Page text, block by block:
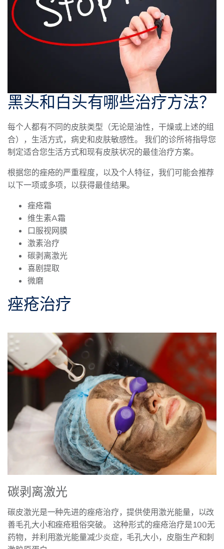
黑头和白头有哪些治疗方法？
每个人都有不同的皮肤类型（无论是油性，干燥或上述的组
合），生活方式，病史和皮肤敏感性。 我们的诊所将指导您
制定适合您生活方式和现有皮肤状况的最佳治疗方案。
根据您的痤疮的严重程度，以及个人特征，我们可能会推荐
以下一项或多项，以获得最佳结果。
痤疮霜
维生素A霜
口服视网膜
激素治疗
碳剥离激光
喜剧提取
微磨
痤疮治疗
碳剥离激光
碳皮激光是一种先进的痤疮治疗，提供使用激光能量，以改
善毛孔大小和痤疮粗俗突破。 这种形式的痤疮治疗是100无
药物，并利用激光能量减少炎症，毛孔大小，皮脂生产和刺